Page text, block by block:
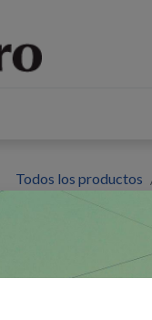
Todos los productos